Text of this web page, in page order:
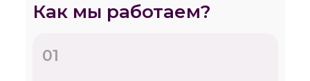
Как мы работаем?
01